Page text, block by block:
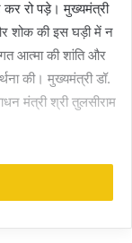
रो पड़े। मुख्यमंत्री
शोक की इस घड़ी में न
आत्मा की शांति और
की। मुख्यमंत्री डॉ.
मंत्री श्री तुलसीराम